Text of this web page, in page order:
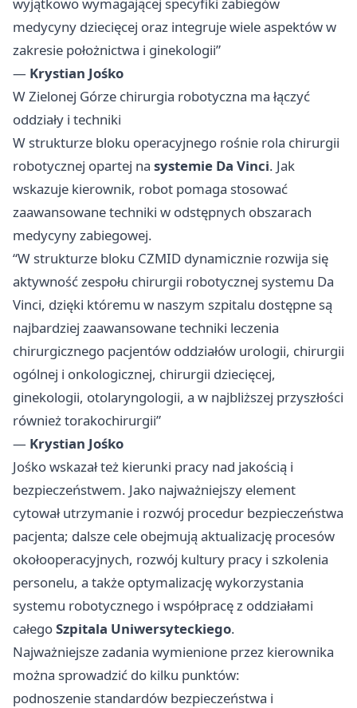
medycyny dziecięcej oraz integruje wiele aspektów w
zakresie położnictwa i ginekologii”
— Krystian Jośko
W Zielonej Górze chirurgia robotyczna ma łączyć
oddziały i techniki
W strukturze bloku operacyjnego rośnie rola chirurgii
robotycznej opartej na systemie Da Vinci. Jak
wskazuje kierownik, robot pomaga stosować
zaawansowane techniki w odstępnych obszarach
medycyny zabiegowej.
“W strukturze bloku CZMID dynamicznie rozwija się
aktywność zespołu chirurgii robotycznej systemu Da
Vinci, dzięki któremu w naszym szpitalu dostępne są
najbardziej zaawansowane techniki leczenia
chirurgicznego pacjentów oddziałów urologii, chirurgii
ogólnej i onkologicznej, chirurgii dziecięcej,
ginekologii, otolaryngologii, a w najbliższej przyszłości
również torakochirurgii”
— Krystian Jośko
Jośko wskazał też kierunki pracy nad jakością i
bezpieczeństwem. Jako najważniejszy element
cytował utrzymanie i rozwój procedur bezpieczeństwa
pacjenta; dalsze cele obejmują aktualizację procesów
okołooperacyjnych, rozwój kultury pracy i szkolenia
personelu, a także optymalizację wykorzystania
systemu robotycznego i współpracę z oddziałami
całegoSzpitala Uniwersyteckiego.
Najważniejsze zadania wymienione przez kierownika
można sprowadzić do kilku punktów:
podnoszenie standardów bezpieczeństwa i